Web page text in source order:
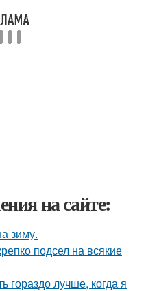
на сайте:
зиму.
подсел на всякие
гораздо лучше, когда я